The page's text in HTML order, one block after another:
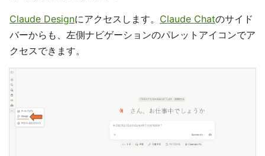
Claude Designにアクセスします。 Claude Chatのサイド
バーからも、左側ナビゲーションのパレットアイコンでア
クセスできます。